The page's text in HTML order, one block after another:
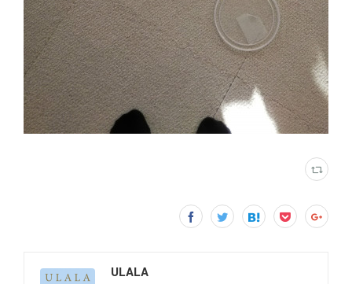
ULALA